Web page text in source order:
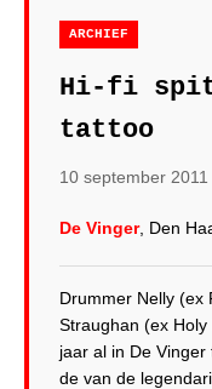
ARCHIEF
Hi-fi
tattoo
10 september 2011
De Vinger, Den
Drummer Nelly (ex
Straughan (ex
jaar al in De
de van de